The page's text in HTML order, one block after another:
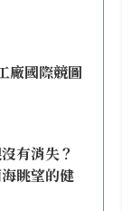
廠國際競圖
有消失？
眺望的健